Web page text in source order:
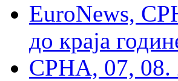
EuroNews,
до краја
СРНА, 07, 08.